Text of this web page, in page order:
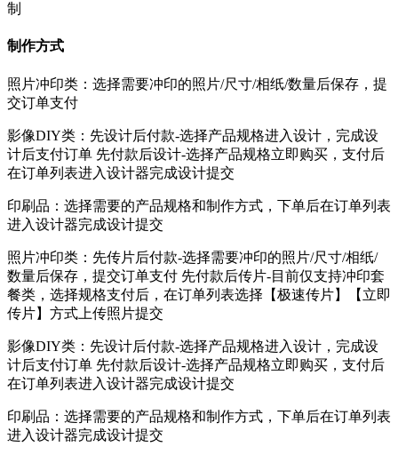
制
制作方式
照片冲印类：选择需要冲印的照片/尺寸/相纸/数量后保存，提
交订单支付
影像DIY类：先设计后付款-选择产品规格进入设计，完成设
计后支付订单 先付款后设计-选择产品规格立即购买，支付后
在订单列表进入设计器完成设计提交
印刷品：选择需要的产品规格和制作方式，下单后在订单列表
进入设计器完成设计提交
照片冲印类：先传片后付款-选择需要冲印的照片/尺寸/相纸/
数量后保存，提交订单支付 先付款后传片-目前仅支持冲印套
餐类，选择规格支付后，在订单列表选择【极速传片】【立即
传片】方式上传照片提交
影像DIY类：先设计后付款-选择产品规格进入设计，完成设
计后支付订单 先付款后设计-选择产品规格立即购买，支付后
在订单列表进入设计器完成设计提交
印刷品：选择需要的产品规格和制作方式，下单后在订单列表
进入设计器完成设计提交